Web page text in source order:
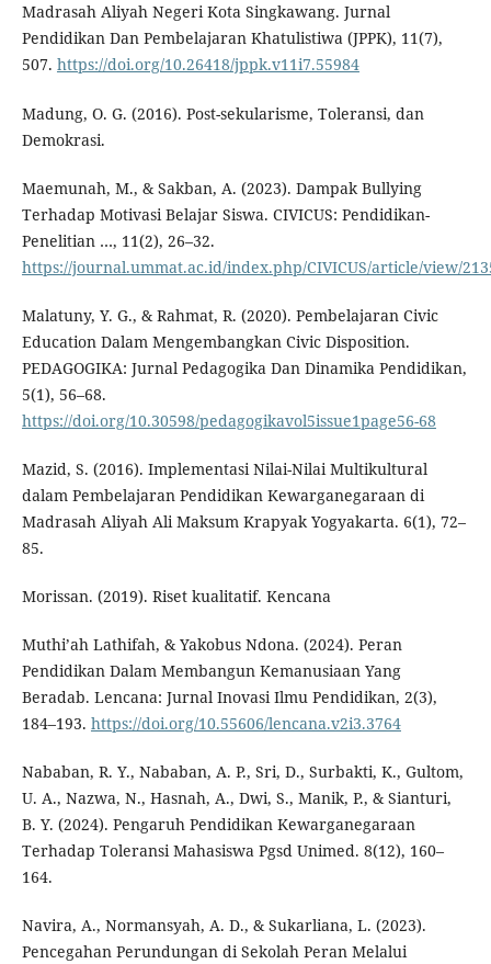
Madrasah Aliyah Negeri Kota Singkawang. Jurnal
Pendidikan Dan Pembelajaran Khatulistiwa (JPPK), 11(7),
507. https://doi.org/10.26418/jppk.v11i7.55984
Madung, O. G. (2016). Post-sekularisme, Toleransi, dan
Demokrasi.
Maemunah, M., & Sakban, A. (2023). Dampak Bullying
Terhadap Motivasi Belajar Siswa. CIVICUS: Pendidikan-
Penelitian …, 11(2), 26–32.
https://journal.ummat.ac.id/index.php/CIVICUS/article/view/
Malatuny, Y. G., & Rahmat, R. (2020). Pembelajaran Civic
Education Dalam Mengembangkan Civic Disposition.
PEDAGOGIKA: Jurnal Pedagogika Dan Dinamika Pendidikan,
5(1), 56–68.
https://doi.org/10.30598/pedagogikavol5issue1page56-68
Mazid, S. (2016). Implementasi Nilai-Nilai Multikultural
dalam Pembelajaran Pendidikan Kewarganegaraan di
Madrasah Aliyah Ali Maksum Krapyak Yogyakarta. 6(1), 72–
85.
Morissan. (2019). Riset kualitatif. Kencana
Muthi’ah Lathifah, & Yakobus Ndona. (2024). Peran
Pendidikan Dalam Membangun Kemanusiaan Yang
Beradab. Lencana: Jurnal Inovasi Ilmu Pendidikan, 2(3),
184–193. https://doi.org/10.55606/lencana.v2i3.3764
Nababan, R. Y., Nababan, A. P., Sri, D., Surbakti, K., Gultom,
U. A., Nazwa, N., Hasnah, A., Dwi, S., Manik, P., & Sianturi,
B. Y. (2024). Pengaruh Pendidikan Kewarganegaraan
Terhadap Toleransi Mahasiswa Pgsd Unimed. 8(12), 160–
164.
Navira, A., Normansyah, A. D., & Sukarliana, L. (2023).
Pencegahan Perundungan di Sekolah Peran Melalui